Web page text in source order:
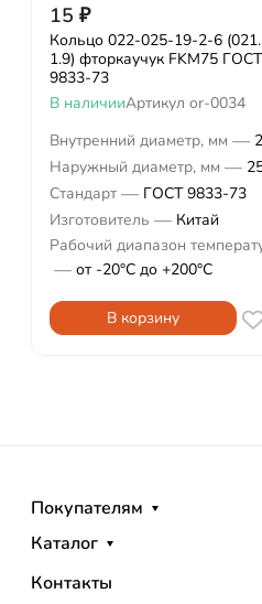
15 ₽
Кольцо 022-025-19-2-6
1.9) фторкаучук FKM75 ГОСТ
9833-73
В наличииАртикул or-0034
Внутренний диаметр, мм —
Наружный диаметр, мм —
Стандарт — ГОСТ 9833-73
Изготовитель — Китай
Рабочий диапазон
— от -20°С до +200°С
В корзину
Покупателям
Каталог
Контакты